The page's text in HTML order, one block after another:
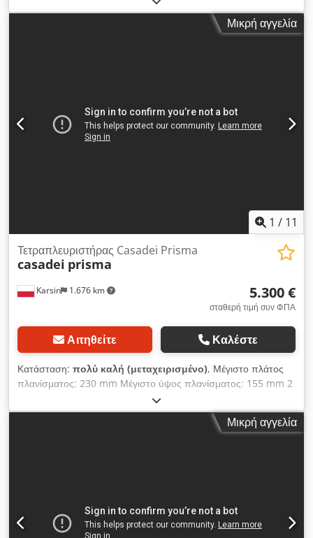
ταχύτητας για λείανση Ιδανικό για κατασκευαστές σκαλιών,
πλαισίων, διαφόρων καλουπιών, ... 380 V Βάρος +/- 3.000 kg
Μικρή αγγελία
1 / 11
Karsin 1.676 km
Τετραπλευριστήρας Casadei Prisma
casadei prisma
5.300 €
σταθερή τιμή συν ΦΠΑ
Αιτηθείτε Καλέστε
Κατάσταση: πολύ καλή (μεταχειρισμένο), Μέγιστο πλάτος
πλανίσματος: 230 mm Μέγιστο ύψος πλανίσματος: 155 mm 2
ταχύτητες προώθησης Dkjdpsxz Uitefx Ai Usr Ηλεκτρική
ρύθμιση ύψους / πλάτους Κινητήρας κάτω άξονα: 4 kW
Κινητήρας δεξιού/αριστερού άξονα: 7,5 kW Κινητήρας άνω
Μικρή αγγελία